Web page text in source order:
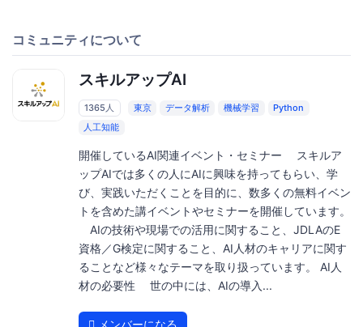
コミュニティについて
スキルアップAI
1365人 東京 データ解析 機械学習
Python
人工知能
開催しているAI関連イベント・セミナー スキルア
ップAIでは多くの人にAIに興味を持ってもらい、学
び、実践いただくことを目的に、数多くの無料イベン
トを含めた講イベントやセミナーを開催しています。
AIの技術や現場での活用に関すること、JDLAのE
資格／G検定に関すること、AI人材のキャリアに関す
ることなど様々なテーマを取り扱っています。 AI人
材の必要性 世の中には、AIの導入...
メンバーになる